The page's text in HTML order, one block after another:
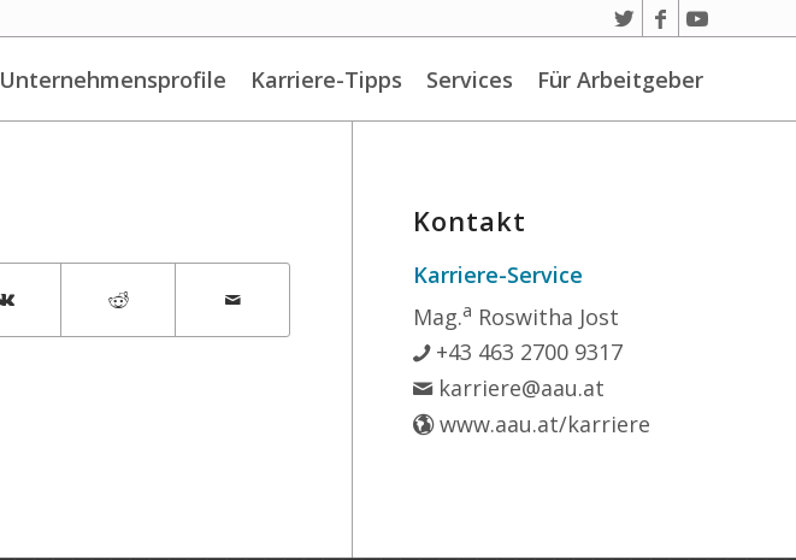
Unternehmensprofile Karriere-Tipps Services Für Arbeitgeber
Kontakt
Karriere-Service
Mag.a Roswitha Jost
+43 463 2700 9317
karriere@aau.at
www.aau.at/karriere